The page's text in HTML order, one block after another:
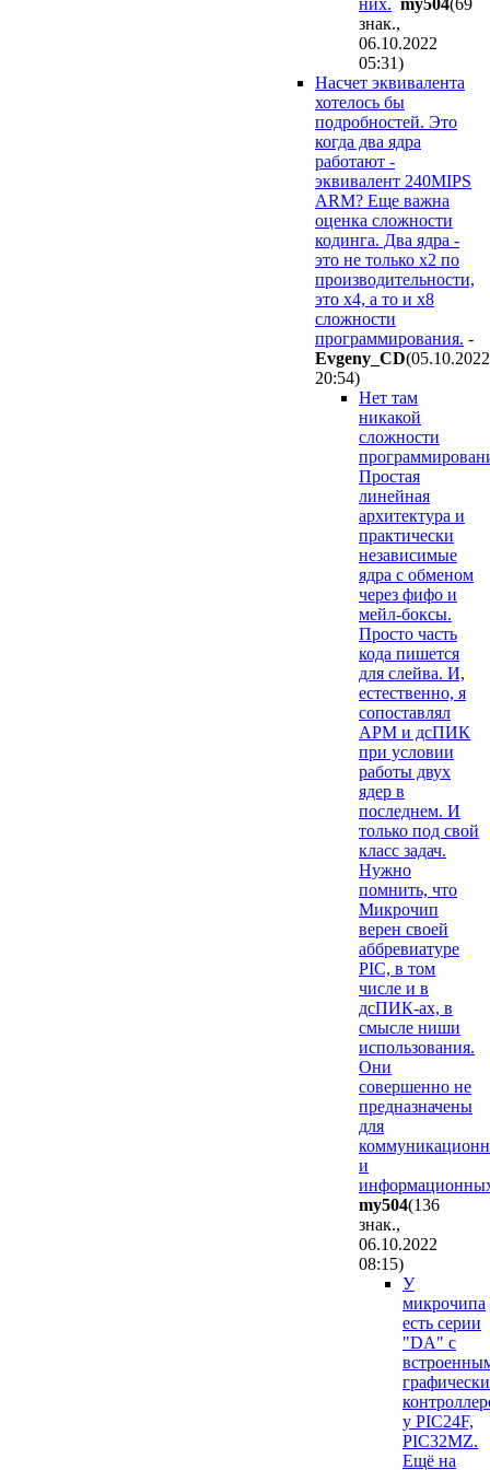
знак.,
06.10.2022
05:31)
Насчет эквивалента
хотелось бы
подробностей. Это
когда два ядра
работают -
эквивалент 240MIPS
ARM? Еще важна
оценка сложности
кодинга. Два ядра -
это не только x2 по
производительности,
это x4, а то и x8
сложности
программирования. -
Evgeny_CD(05.10.2022
20:54)
Нет там
никакой
сложности
Простая
линейная
архитектура и
практически
независимые
ядра с обменом
через фифо и
мейл-боксы.
Просто часть
кода пишется
для слейва. И,
естественно, я
сопоставлял
АРМ и дсПИК
при условии
работы двух
ядер в
последнем. И
только под свой
класс задач.
Нужно
помнить, что
Микрочип
верен своей
аббревиатуре
PIC, в том
числе и в
дсПИК-ах, в
смысле ниши
использования.
Они
совершенно не
предназначены
для
и
my504(136
знак.,
06.10.2022
08:15)
У
микрочипа
есть серии
"DA" с
у PIC24F,
PIC32MZ.
Ещё на